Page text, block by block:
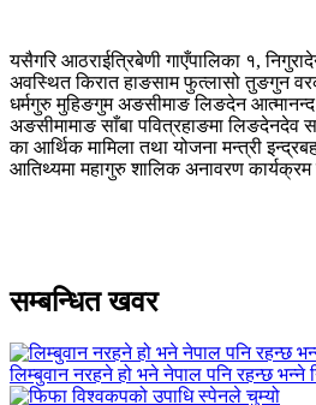
यसैगरि आठराईत्रिबेणी गाएँपालिका १,
अवस्थित किरात हाङसाम फुत्लासो तुङगुन
धर्मगुरु मुहिङगुम अङसीमाङ लिङदेन
अङसीमामाङ साँबा पवित्रहाङमा लिङदेनदेव
का आर्थिक मामिला तथा योजना मन्त्री
आतिथ्यमा महागुरु शालिक अनावरण
सम्बन्धित खवर
लिम्बुवान नरहने हो भने नेपाल पनि रहन्छ